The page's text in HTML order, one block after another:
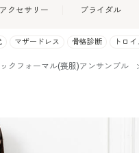
アクセサリー ブライダル
マザードレス 骨格診断 トロ
クフォーマル(喪服)アンサンブル